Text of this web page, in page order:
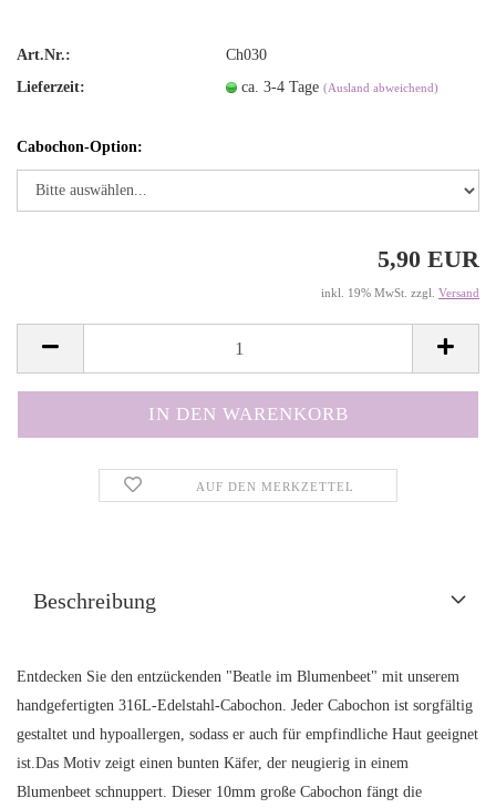
Art.Nr.:
Ch030
Lieferzeit:
ca. 3-4 Tage(Ausland abweichend)
Cabochon-Option:
5,90 EUR
inkl. 19% MwSt. zzgl. Versand
AUF DEN MERKZETTEL
Beschreibung
Entdecken Sie den entzückenden "Beatle im Blumenbeet" mit unserem
handgefertigten 316L-Edelstahl-Cabochon. Jeder Cabochon ist sorgfältig
gestaltet und hypoallergen, sodass er auch für empfindliche Haut geeignet
ist.Das Motiv zeigt einen bunten Käfer, der neugierig in einem
Blumenbeet schnuppert. Dieser 10mm große Cabochon fängt die